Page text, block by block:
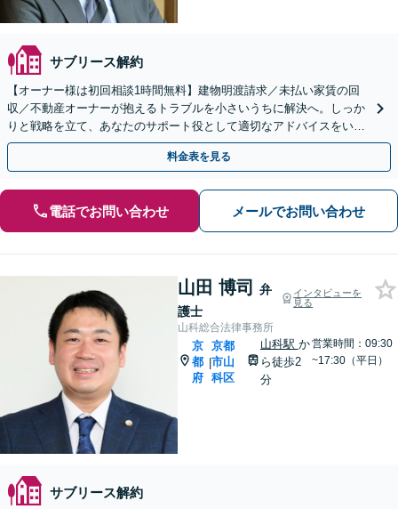
サブリース解約
【オーナー様は初回相談1時間無料】建物明渡請求／未払い家賃の回
収／不動産オーナーが抱えるトラブルを小さいうちに解決へ。しっか
りと戦略を立て、あなたのサポート役として適切なアドバイスをいた
します。まずはお早めのご相談を【京都市役所前駅1分】
料金表を見る
電話でお問い合わせ メールでお問い合わせ
山田 博司
弁
護士
インタビューを
見る
山科総合法律事務所
京
都
府
|
京都
市山
科区
山科駅 か
ら徒歩2
分
営業時間：09:30
~17:30（平日）
サブリース解約